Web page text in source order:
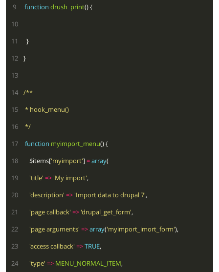
   9
functiondrush_print
() {
  10
  11
  }
  12
}
  13
  14
/**
  15
* hook_menu()
  16
*/
  17
function myimport_menu
() {
  18
    $items[
'myimport'] =array(
  19
'title'=>'My import',
  20
'description'=>'Import data to drupal 7',
  21
'page callback'=>'drupal_get_form',
  22
'page arguments'=>array('myimport_imort_form' ),
  23
'access callback'=>TRUE,
  24
'type'=>MENU_NORMAL_ITEM,